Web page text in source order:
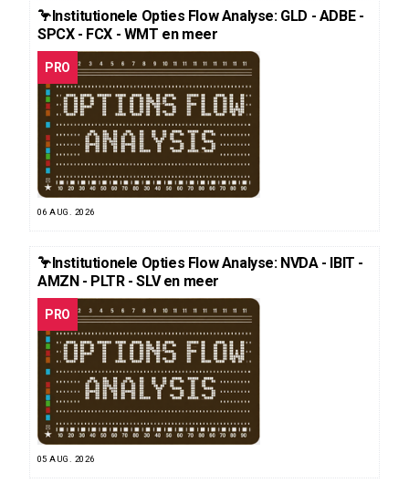
🦩Institutionele Opties Flow Analyse: GLD - ADBE -
SPCX - FCX - WMT en meer
PRO
06 AUG. 2026
🦩Institutionele Opties Flow Analyse: NVDA - IBIT -
AMZN - PLTR - SLV en meer
PRO
05 AUG. 2026